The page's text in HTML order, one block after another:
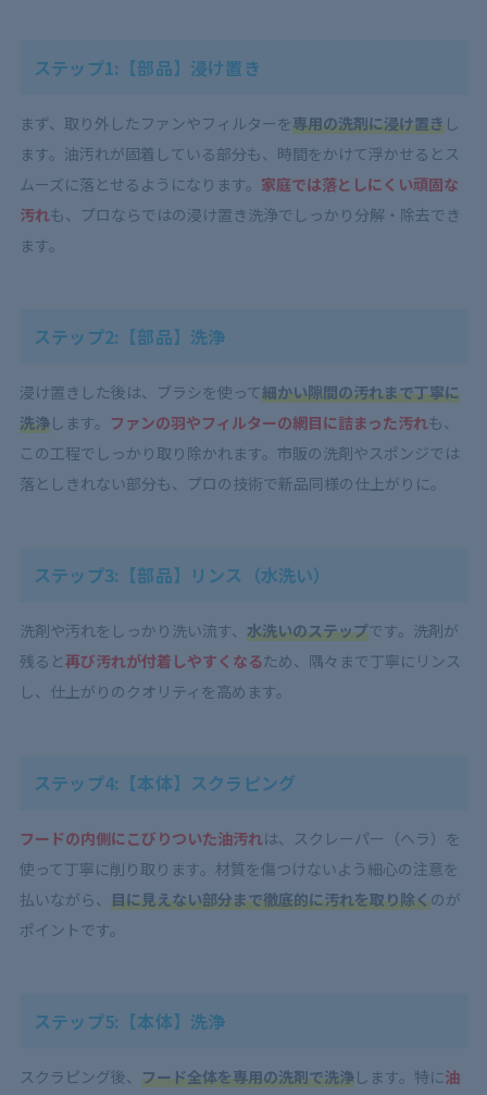
ステップ1:【部品】浸け置き
まず、取り外したファンやフィルターを専用の洗剤に浸け置きし
ます。油汚れが固着している部分も、時間をかけて浮かせるとス
ムーズに落とせるようになります。 家庭では落としにくい頑固な
汚れも、プロならではの浸け置き洗浄でしっかり分解・除去でき
ます。
ステップ2:【部品】洗浄
浸け置きした後は、ブラシを使って細かい隙間の汚れまで丁寧に
洗浄します。 ファンの羽やフィルターの網目に詰まった汚れも、
この工程でしっかり取り除かれます。市販の洗剤やスポンジでは
落としきれない部分も、プロの技術で新品同様の仕上がりに。
ステップ3:【部品】リンス（水洗い）
洗剤や汚れをしっかり洗い流す、 水洗いのステップです。洗剤が
残ると再び汚れが付着しやすくなるため、隅々まで丁寧にリンス
し、仕上がりのクオリティを高めます。
ステップ4:【本体】スクラピング
フードの内側にこびりついた油汚れは、スクレーパー（ヘラ）を
使って丁寧に削り取ります。材質を傷つけないよう細心の注意を
払いながら、 目に見えない部分まで徹底的に汚れを取り除くのが
ポイントです。
ステップ5:【本体】洗浄
スクラピング後、 フード全体を専用の洗剤で洗浄します。特に油